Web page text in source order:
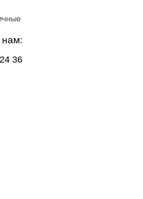
нам:
36